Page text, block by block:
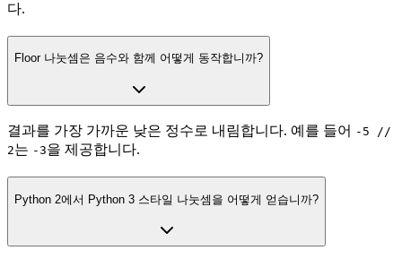
다.
Floor 나눗셈은 음수와 함께 어떻게 동작합니까?
결과를 가장 가까운 낮은 정수로 내림합니다. 예를 들어 -5 //
2는 -3을 제공합니다.
Python 2에서 Python 3 스타일 나눗셈을 어떻게 얻습니까?